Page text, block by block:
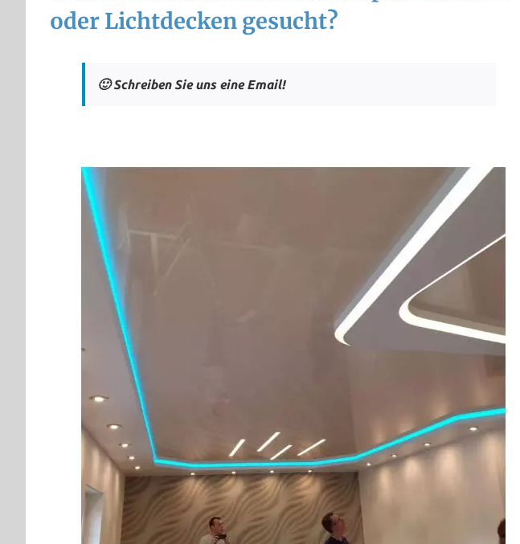
oder Lichtdecken gesucht?
🙂 Schreiben Sie uns eine Email!